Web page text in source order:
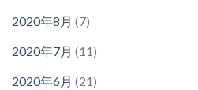
2020年8月 (7)
2020年7月 (11)
2020年6月 (21)